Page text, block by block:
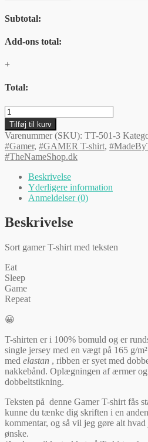
Subtotal:
Add-ons total:
+
Total:
Gamer
T-
shirt
-
Eat
-
Sleep
Game
Repeat
antal
Tilføj til kurv
Varenummer (SKU): TT-501-3
#Gamer, #GAMER T-shirt,
#TheNameShop.dk
Beskrivelse
Yderligere information
Anmeldelser (0)
Beskrivelse
Sort gamer T-shirt med teksten
Eat
Sleep
Game
Repeat
😀
T-shirten er i 100% bomuld og er
single jersey med en vægt på 165 g/
med elastan , ribben er syet med
nakkebånd. Oplægningen af ærmer
dobbeltstikning.
Teksten på denne Gamer T-shirt fås
kunne du tænke dig skriften i en
kommentar, og så vil jeg gøre alt
ønske.